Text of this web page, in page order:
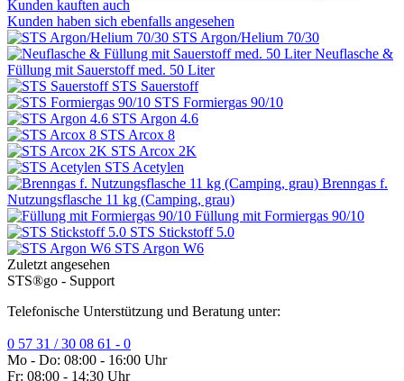
Kunden kauften auch
Kunden haben sich ebenfalls angesehen
STS Argon/Helium 70/30
Neuflasche &
Füllung mit Sauerstoff med. 50 Liter
STS Sauerstoff
STS Formiergas 90/10
STS Argon 4.6
STS Arcox 8
STS Arcox 2K
STS Acetylen
Brenngas f.
Nutzungsflasche 11 kg (Camping, grau)
Füllung mit Formiergas 90/10
STS Stickstoff 5.0
STS Argon W6
Zuletzt angesehen
STS®go - Support
Telefonische Unterstützung und Beratung unter:
0 57 31 / 30 08 61 - 0
Mo - Do: 08:00 - 16:00 Uhr
Fr: 08:00 - 14:30 Uhr